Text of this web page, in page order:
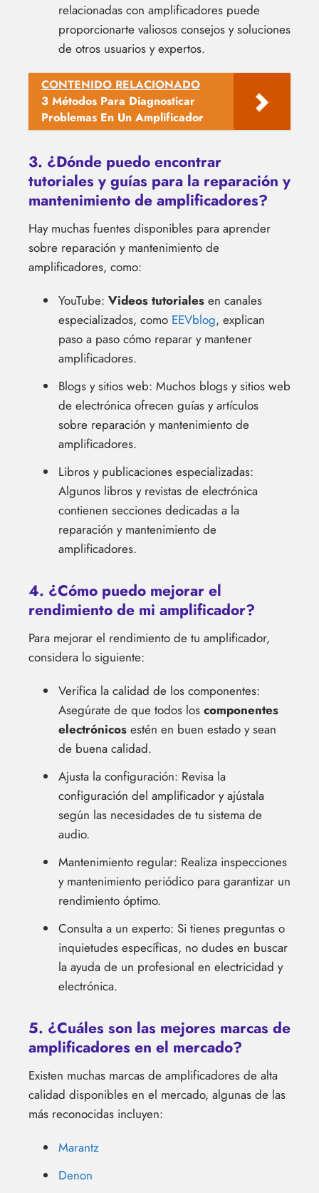
relacionadas con amplificadores puede
proporcionarte valiosos consejos y soluciones
de otros usuarios y expertos.
CONTENIDO RELACIONADO
3 Métodos Para Diagnosticar
Problemas En Un Amplificador
3. ¿Dónde puedo encontrar
tutoriales y guías para la reparación y
mantenimiento de amplificadores?
Hay muchas fuentes disponibles para aprender
sobre reparación y mantenimiento de
amplificadores, como:
YouTube: Videos tutoriales en canales
especializados, como EEVblog, explican
paso a paso cómo reparar y mantener
amplificadores.
Blogs y sitios web: Muchos blogs y sitios web
de electrónica ofrecen guías y artículos
sobre reparación y mantenimiento de
amplificadores.
Libros y publicaciones especializadas:
Algunos libros y revistas de electrónica
contienen secciones dedicadas a la
reparación y mantenimiento de
amplificadores.
4. ¿Cómo puedo mejorar el
rendimiento de mi amplificador?
Para mejorar el rendimiento de tu amplificador,
considera lo siguiente:
Verifica la calidad de los componentes:
Asegúrate de que todos los componentes
electrónicos estén en buen estado y sean
de buena calidad.
Ajusta la configuración: Revisa la
configuración del amplificador y ajústala
según las necesidades de tu sistema de
audio.
Mantenimiento regular: Realiza inspecciones
y mantenimiento periódico para garantizar un
rendimiento óptimo.
Consulta a un experto: Si tienes preguntas o
inquietudes específicas, no dudes en buscar
la ayuda de un profesional en electricidad y
electrónica.
5. ¿Cuáles son las mejores marcas de
amplificadores en el mercado?
Existen muchas marcas de amplificadores de alta
calidad disponibles en el mercado, algunas de las
más reconocidas incluyen:
Marantz
Denon